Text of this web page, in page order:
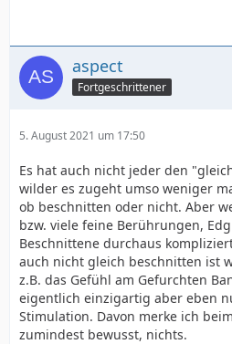
aspect
Fortgeschrittener
5. August 2021 um 17:50
Es hat auch nicht jeder den
wilder es zugeht umso weniger
ob beschnitten oder nicht. Aber
bzw. viele feine Berührungen,
Beschnittene durchaus
auch nicht gleich beschnitten ist
z.B. das Gefühl am Gefurchten
eigentlich einzigartig aber eben
Stimulation. Davon merke ich
zumindest bewusst, nichts.